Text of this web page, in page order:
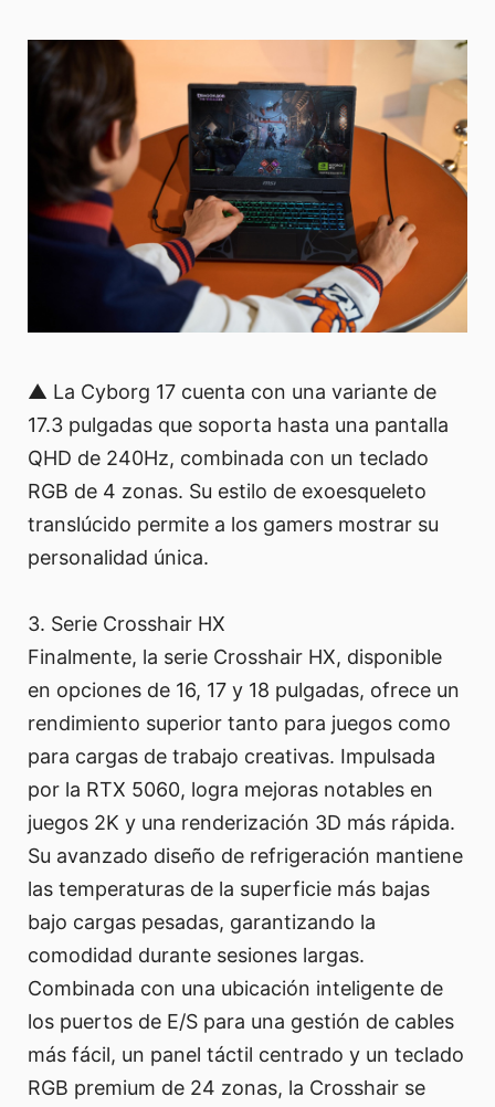
▲ La Cyborg 17 cuenta con una variante de
17.3 pulgadas que soporta hasta una pantalla
QHD de 240Hz, combinada con un teclado
RGB de 4 zonas. Su estilo de exoesqueleto
translúcido permite a los gamers mostrar su
personalidad única.
3. Serie Crosshair HX
Finalmente, la serie Crosshair HX, disponible
en opciones de 16, 17 y 18 pulgadas, ofrece un
rendimiento superior tanto para juegos como
para cargas de trabajo creativas. Impulsada
por la RTX 5060, logra mejoras notables en
juegos 2K y una renderización 3D más rápida.
Su avanzado diseño de refrigeración mantiene
las temperaturas de la superficie más bajas
bajo cargas pesadas, garantizando la
comodidad durante sesiones largas.
Combinada con una ubicación inteligente de
los puertos de E/S para una gestión de cables
más fácil, un panel táctil centrado y un teclado
RGB premium de 24 zonas, la Crosshair se